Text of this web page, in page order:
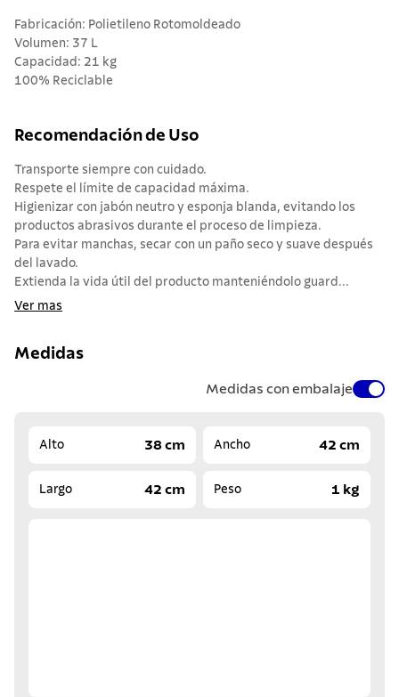
Fabricación: Polietileno Rotomoldeado
Volumen: 37 L
Capacidad: 21 kg
100% Reciclable
Recomendación de Uso
Transporte siempre con cuidado.
Respete el límite de capacidad máxima.
Higienizar con jabón neutro y esponja blanda, evitando los
productos abrasivos durante el proceso de limpieza.
Para evitar manchas, secar con un paño seco y suave después
del lavado.
Extienda la vida útil del producto manteniéndolo guard...
Ver mas
Medidas
Medidas con embalaje
Alto 38 cm Ancho 42 cm
Largo 42 cm Peso 1 kg